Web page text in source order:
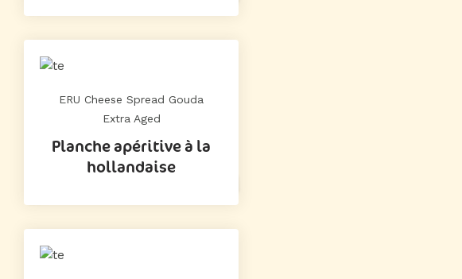
ERU Cheese Spread Gouda
Extra Aged
Planche apéritive à la
hollandaise